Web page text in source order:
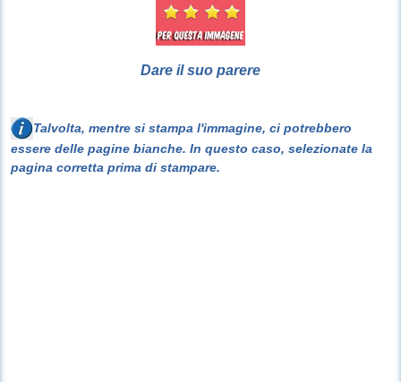
Dare il suo parere
Talvolta, mentre si stampa l'immagine, ci potrebbero
essere delle pagine bianche. In questo caso, selezionate la
pagina corretta prima di stampare.